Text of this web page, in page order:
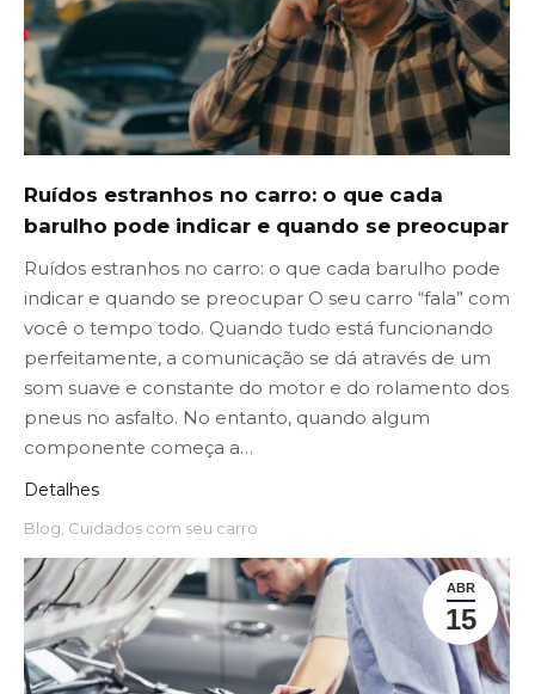
Ruídos estranhos no carro: o que cada
barulho pode indicar e quando se preocupar
Ruídos estranhos no carro: o que cada barulho pode
indicar e quando se preocupar O seu carro “fala” com
você o tempo todo. Quando tudo está funcionando
perfeitamente, a comunicação se dá através de um
som suave e constante do motor e do rolamento dos
pneus no asfalto. No entanto, quando algum
componente começa a…
Detalhes
Blog Cuidados com seu carro
ABR
15